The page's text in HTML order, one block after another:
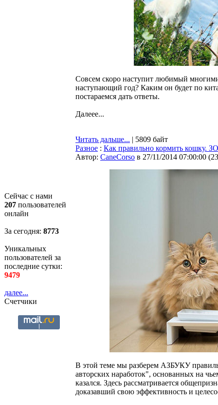
Сейчас с нами
207 пользователей
онлайн
За сегодня: 8774
Уникальных
пользователей за
последние сутки:
9479
далее...
Счетчики
Совсем скоро наступит любимый
наступающий год? Каким он будет по
постараемся дать ответы.
Далеее...
Читать дальше... | 5809 байт
Разное : Как правильно кормить
Автор: CaneCorso в 27/11/2014 07:00:00 (
В этой теме мы разберем АЗБУКУ
авторских наработок", основанных на
казался. Здесь рассматривается
доказавший свою эффективность и